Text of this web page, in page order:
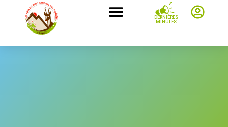
DERNIÈRES
MINUTES